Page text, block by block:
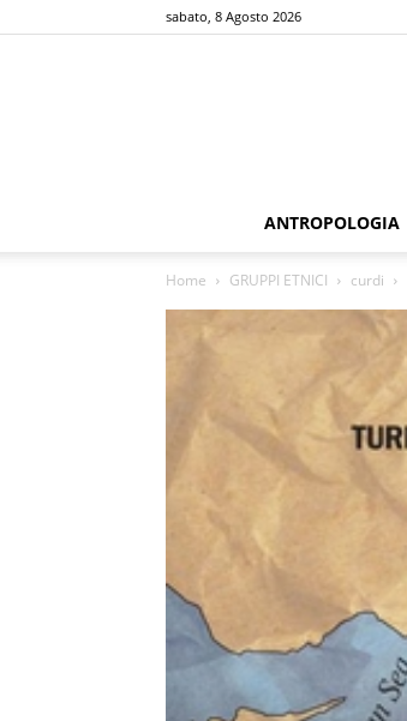
sabato, 8 Agosto 2026
ANTROPOLOGIA
Home GRUPPI ETNICI curdi